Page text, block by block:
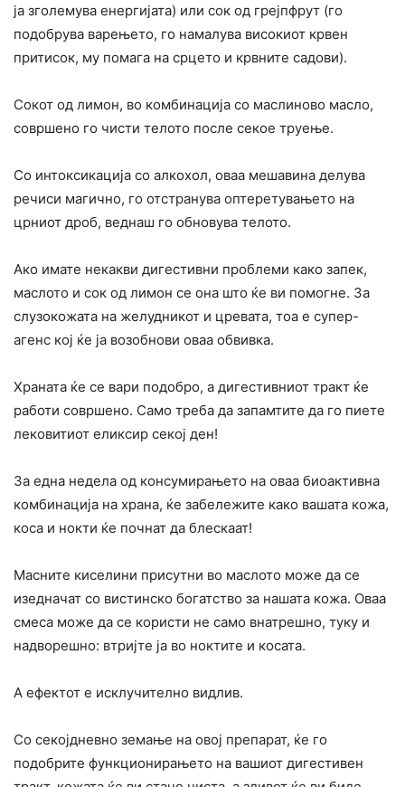
ја зголемува енергијата) или сок од грејпфрут (го
подобрува варењето, го намалува високиот крвен
притисок, му помага на срцето и крвните садови).
Сокот од лимон, во комбинација со маслиново масло,
совршено го чисти телото после секое тpуење.
Со интоксикација со алкоxол, оваа мешавина делува
речиси магично, го отстранува оптеретувањето на
црниот дроб, веднаш го обновува телото.
Ако имате некакви дигестивни проблеми како запек,
маслото и сок од лимон се она што ќе ви помогне. За
слузокожата на желудникот и цревата, тоа е супер-
агенс кој ќе ја возобнови оваа обвивка.
Храната ќе се вари подобро, а дигестивниот тракт ќе
работи совршено. Само треба да запамтите да го пиете
лековитиот еликсир секој ден!
За една недела од консумирањето на оваа биоактивна
комбинација на храна, ќе забележите како вашата кожа,
коса и нокти ќе почнат да блескаат!
Масните киселини присутни во маслото може да се
изедначат со вистинско богатство за нашата кожа. Оваа
смеса може да се користи не само внатрешно, туку и
надворешно: втријте ја во ноктите и косата.
А ефектот е исклучително видлив.
Со секојдневно земање на овој препарат, ќе го
подобрите функционирањето на вашиот дигестивен